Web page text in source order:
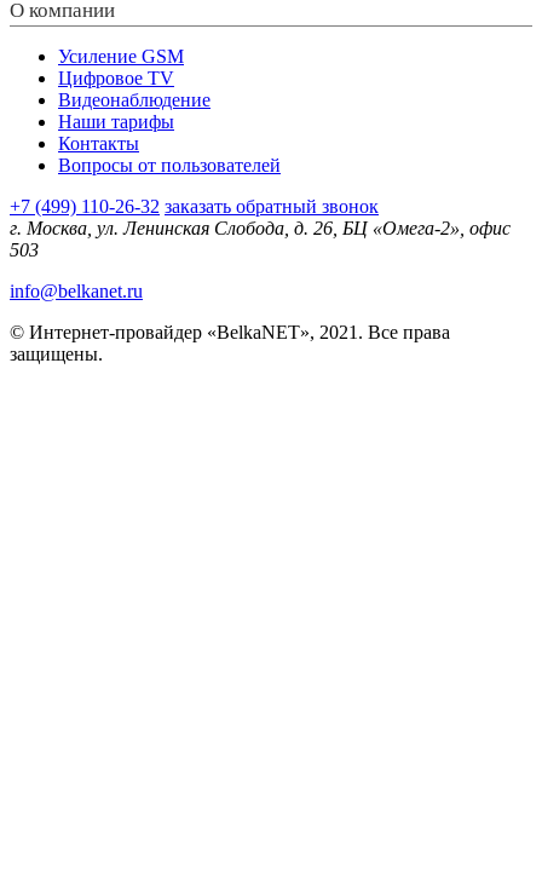
О компании
Усиление GSM
Цифровое TV
Видеонаблюдение
Наши тарифы
Контакты
Вопросы от пользователей
+7 (499) 110-26-32 заказать обратный звонок
г. Москва, ул. Ленинская Слобода, д. 26, БЦ «Омега-2», офис
503
info@belkanet.ru
© Интернет-провайдер «BelkaNET», 2021. Все права
защищены.